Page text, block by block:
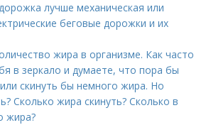
лучше механическая или
беговые дорожки и их
жира в организме. Как часто
в зеркало и думаете, что пора бы
скинуть бы немного жира. Но
Сколько жира скинуть? Сколько в
жира?